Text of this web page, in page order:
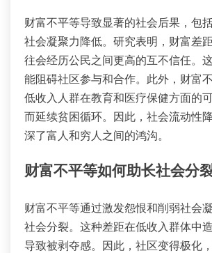
财富不平等导致显著的社会后果，包
社会凝聚力降低。研究表明，财富差
往会经历公民之间更高的互不信任。
能阻碍社区参与和合作。此外，财富
低收入人群在教育和医疗保健方面的
而延续贫困循环。因此，社会流动性
深了富人和穷人之间的鸿沟。
财富不平等如何助长社会分
财富不平等通过激发怨恨和削弱社会
社会分裂。这种差距在低收入群体中
导致被剥夺感。因此，社区变得极化